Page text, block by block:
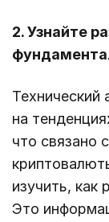
2. Узнайте
Технический
на
что связано
изучить, как
Это